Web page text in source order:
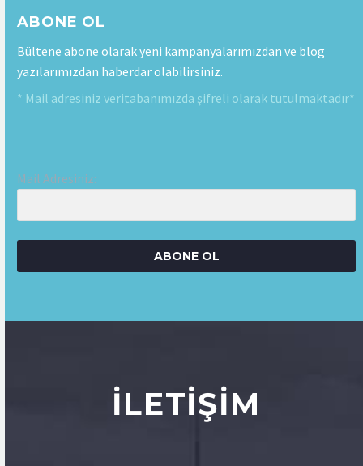
ABONE OL
Bültene abone olarak yeni kampanyalarımızdan ve blog
yazılarımızdan haberdar olabilirsiniz.
* Mail adresiniz veritabanımızda şifreli olarak tutulmaktadır*
Mail Adresiniz:
ABONE OL
İLETIŞIM